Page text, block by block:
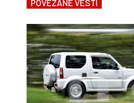
POVEZANE VESTI